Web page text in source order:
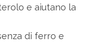
e aiutano la
di ferro e